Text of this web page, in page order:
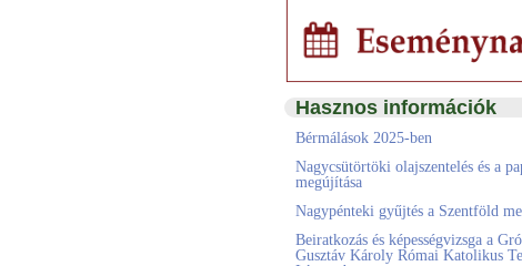
Hasznos információk
Bérmálások 2025-ben
Nagycsütörtöki olajszentelés és a
megújítása
Nagypénteki gyűjtés a Szentföld
Beiratkozás és képességvizsga a
Gusztáv Károly Római Katolikus